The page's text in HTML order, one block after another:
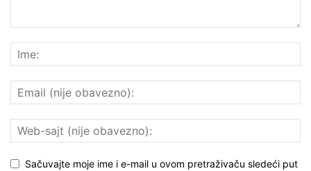
Sačuvajte moje ime i e-mail u ovom pretraživaču sledeći put